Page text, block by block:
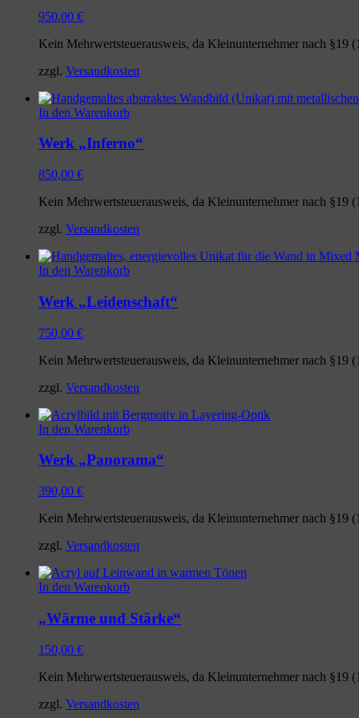
950,00 €
Kein Mehrwertsteuerausweis, da Kleinunternehmer nach §19
zzgl. Versandkosten
In den Warenkorb
Werk „Inferno“
850,00 €
Kein Mehrwertsteuerausweis, da Kleinunternehmer nach §19
zzgl. Versandkosten
In den Warenkorb
Werk „Leidenschaft“
750,00 €
Kein Mehrwertsteuerausweis, da Kleinunternehmer nach §19
zzgl. Versandkosten
In den Warenkorb
Werk „Panorama“
390,00 €
Kein Mehrwertsteuerausweis, da Kleinunternehmer nach §19
zzgl. Versandkosten
In den Warenkorb
„Wärme und Stärke“
150,00 €
Kein Mehrwertsteuerausweis, da Kleinunternehmer nach §19
zzgl. Versandkosten